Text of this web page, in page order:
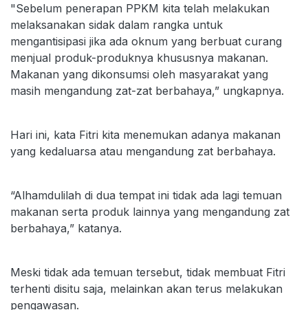
"Sebelum penerapan PPKM kita telah melakukan
melaksanakan sidak dalam rangka untuk
mengantisipasi jika ada oknum yang berbuat curang
menjual produk-produknya khususnya makanan.
Makanan yang dikonsumsi oleh masyarakat yang
masih mengandung zat-zat berbahaya,” ungkapnya.
Hari ini, kata Fitri kita menemukan adanya makanan
yang kedaluarsa atau mengandung zat berbahaya.
“Alhamdulilah di dua tempat ini tidak ada lagi temuan
makanan serta produk lainnya yang mengandung zat
berbahaya,” katanya.
Meski tidak ada temuan tersebut, tidak membuat Fitri
terhenti disitu saja, melainkan akan terus melakukan
pengawasan.